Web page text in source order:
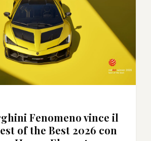
Fenomeno vince il
of the Best 2026 con